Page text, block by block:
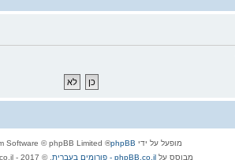
מופעל על ידי phpBB
® Forum Software © phpBB Limited
מבוסס על phpBB.co.il - פורומים בעברית
. © 2017 - phpBB.co.il.